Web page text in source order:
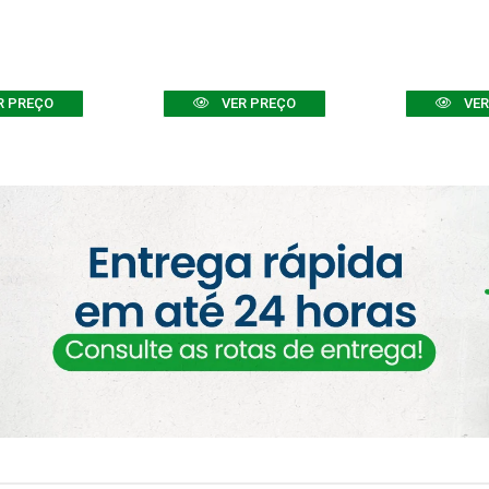
PREÇO VER PREÇO